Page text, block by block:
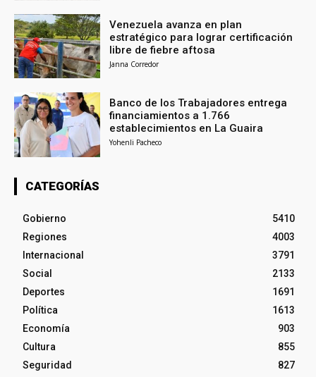
Venezuela avanza en plan
estratégico para lograr certificación
libre de fiebre aftosa
Janna Corredor
Banco de los Trabajadores entrega
financiamientos a 1.766
establecimientos en La Guaira
Yohenli Pacheco
CATEGORÍAS
Gobierno
5410
Regiones
4003
Internacional
3791
Social
2133
Deportes
1691
Política
1613
Economía
903
Cultura
855
Seguridad
827